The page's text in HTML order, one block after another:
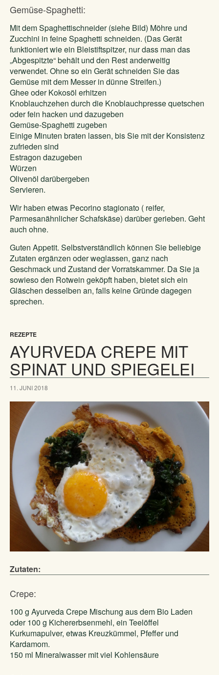
Gemüse-Spaghetti:
Mit dem Spaghettischneider (siehe Bild) Möhre und
Zucchini in feine Spaghetti schneiden. (Das Gerät
funktioniert wie ein Bleistiftspitzer, nur dass man das
„Abgespitzte“ behält und den Rest anderweitig
verwendet. Ohne so ein Gerät schneiden Sie das
Gemüse mit dem Messer in dünne Streifen.)
Ghee oder Kokosöl erhitzen
Knoblauchzehen durch die Knoblauchpresse quetschen
oder fein hacken und dazugeben
Gemüse-Spaghetti zugeben
Einige Minuten braten lassen, bis Sie mit der Konsistenz
zufrieden sind
Estragon dazugeben
Würzen
Olivenöl darübergeben
Servieren.
Wir haben etwas Pecorino stagionato ( reifer,
Parmesanähnlicher Schafskäse) darüber gerieben. Geht
auch ohne.
Guten Appetit. Selbstverständlich können Sie beliebige
Zutaten ergänzen oder weglassen, ganz nach
Geschmack und Zustand der Vorratskammer. Da Sie ja
sowieso den Rotwein geköpft haben, bietet sich ein
Gläschen desselben an, falls keine Gründe dagegen
sprechen.
REZEPTE
AYURVEDA CREPE MIT
SPINAT UND SPIEGELEI
11. JUNI 2018
Zutaten:
Crepe:
100 g Ayurveda Crepe Mischung aus dem Bio Laden
oder 100 g Kichererbsenmehl, ein Teelöffel
Kurkumapulver, etwas Kreuzkümmel, Pfeffer und
Kardamom.
150 ml Mineralwasser mit viel Kohlensäure